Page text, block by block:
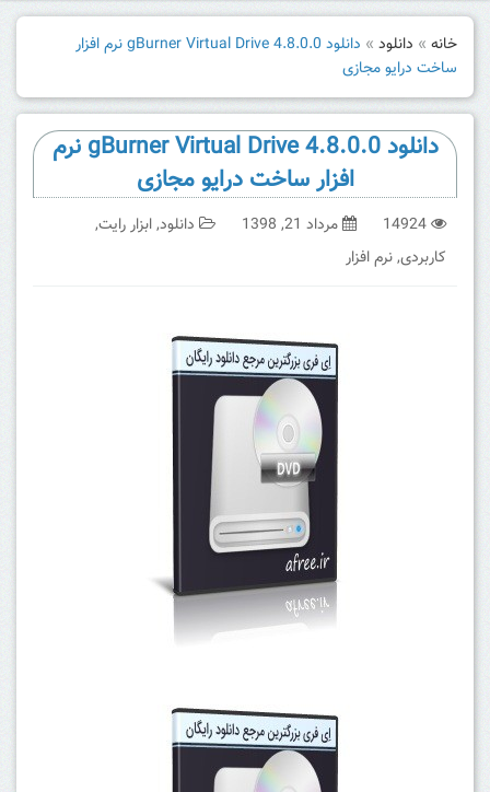
خانه » دانلود »
دانلود gBurner Virtual Drive 4.8.0.0 نرم افزار
ساخت درایو مجازی
دانلود gBurner Virtual Drive 4.8.0.0 نرم
افزار ساخت درایو مجازی
14924 مرداد 21, 1398 دانلود,ابزار رایت,
کاربردی,نرم افزار